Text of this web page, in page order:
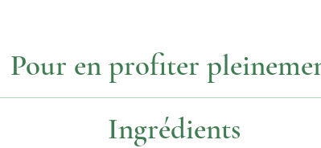
Pour en profiter
Ingrédients